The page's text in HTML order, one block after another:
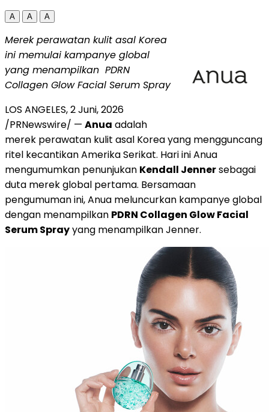
A A A
Merek perawatan kulit asal Korea
ini memulai kampanye global
yang menampilkan PDRN
Collagen Glow Facial Serum Spray
LOS ANGELES,2 Juni, 2026
/PRNewswire/ — Anua adalah
merek perawatan kulit asal Korea yang mengguncang
ritel kecantikan Amerika Serikat. Hari ini Anua
mengumumkan penunjukan Kendall Jennersebagai
duta merek global pertama. Bersamaan
pengumuman ini, Anua meluncurkan kampanye global
dengan menampilkan PDRN Collagen Glow Facial
Serum Sprayyang menampilkan Jenner.